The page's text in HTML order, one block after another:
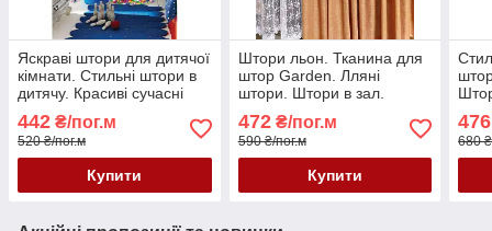
Яскраві штори для дитячої
кімнати. Стильні штори в
дитячу. Красиві сучасні
дитячу.
442 ₴/пог.м
520 ₴/пог.м
Купити
Штори льон. Тканина для
штор Garden. Лляні
штори. Штори в зал.
штори. Портьєри
472₴/пог.м
590 ₴/пог.м
Купити
476
680